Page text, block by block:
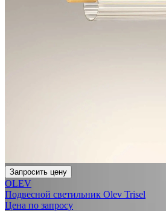
Запросить цену
OLEV
Подвесной светильник Olev Trisel
Цена по запросу